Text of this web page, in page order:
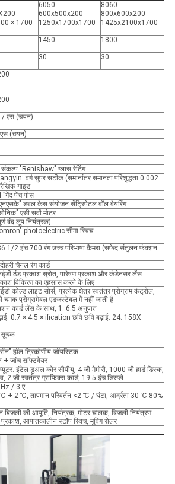
6050
8060
600x500x200
800x600x200
× 1700 1250x1700x1700 1425x2100x1700
1450 1800
30 30
एस (चयन)
(चयन)
संकल्प "Renishaw" ग्लास रेटिंग
वर्ग सुपर सटीक (समानांतर समानता परिशुद्धता 0.002
गाइड
”गेंद पेंच पीस
डबल केस संयोजन सेंट्रिपेटल बॉल बेयरिंग
एसी सर्वो मोटर
बंद लूप नियंत्रक)
photoelectric सीमा स्विच
1/2 इंच 700 रंग उच्च परिभाषा कैमरा (सफेद संतुलन फ़ंक्शन
चैनल रंग कार्ड
ठंड प्रकाश स्रोत, पारेषण प्रकाश और कंडेनसर लेंस
विकिरण का एहसास करने के लिए
कोल्ड लाइट सोर्स, प्रत्येक क्षेत्र स्वतंत्र प्रोग्राम कंट्रोल,
चमक प्रोग्रामेबल एडजस्टेबल में नहीं जाती है
कार्ड लेंस के साथ, 1: 6.5 अनुपात
0.7 × 4.5 × ification छवि छवि बढ़ाई: 24: 158X
सूचक
हॉल त्रिकोणीय जॉयस्टिक
+ जांच सॉफ्टवेयर
इंटेल डुअल-कोर सीपीयू, 4 जी मेमोरी, 1000 जी हार्ड डिस्क,
2 जी स्वतंत्र ग्राफिक्स कार्ड, 19.5 इंच डिस्प्ले
/ 3 ए
+ 2 ℃, तापमान परिवर्तन <2 ℃ / घंटा, आर्द्रता 30 ℃ 80%
बिजली की आपूर्ति, नियंत्रक, मोटर चालक, बिजली नियंत्रण
आपातकालीन स्टॉप स्विच, मूविंग रोलर